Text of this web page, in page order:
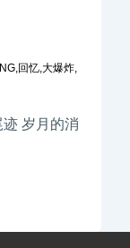
,回忆,大爆炸,
岁月的消